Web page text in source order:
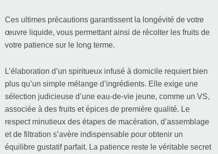
Ces ultimes précautions garantissent la longévité de votre
œuvre liquide, vous permettant ainsi de récolter les fruits de
votre patience sur le long terme.
L’élaboration d’un spiritueux infusé à domicile requiert bien
plus qu’un simple mélange d’ingrédients. Elle exige une
sélection judicieuse d’une eau-de-vie jeune, comme un VS,
associée à des fruits et épices de première qualité. Le
respect minutieux des étapes de macération, d’assemblage
et de filtration s’avère indispensable pour obtenir un
équilibre gustatif parfait. La patience reste le véritable secret